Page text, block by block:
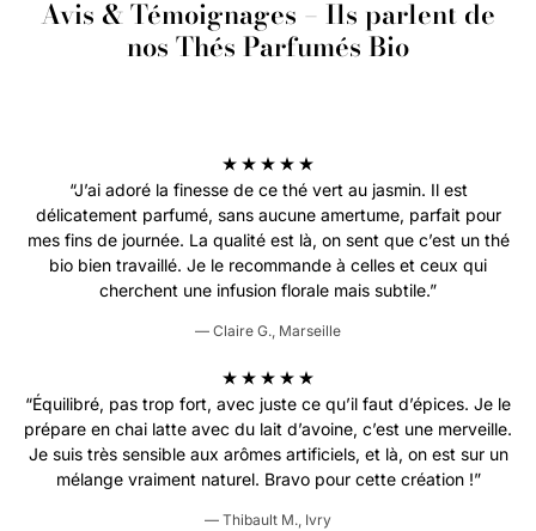
la théière plusieurs fois pour bien mélanger les saveurs.
d’huile essentielle de bergamote naturelle, sans arômes
Avis & Témoignages – Ils parlent de
nos Thés Parfumés Bio
“J’ai adoré la finesse de ce thé vert au jasmin. Il est
délicatement parfumé, sans aucune amertume, parfait pour
mes fins de journée. La qualité est là, on sent que c’est un thé
bio bien travaillé. Je le recommande à celles et ceux qui
cherchent une infusion florale mais subtile.”
— Claire G., Marseille
“Équilibré, pas trop fort, avec juste ce qu’il faut d’épices. Je le
prépare en chai latte avec du lait d’avoine, c’est une merveille.
Je suis très sensible aux arômes artificiels, et là, on est sur un
mélange vraiment naturel. Bravo pour cette création !”
— Thibault M., Ivry